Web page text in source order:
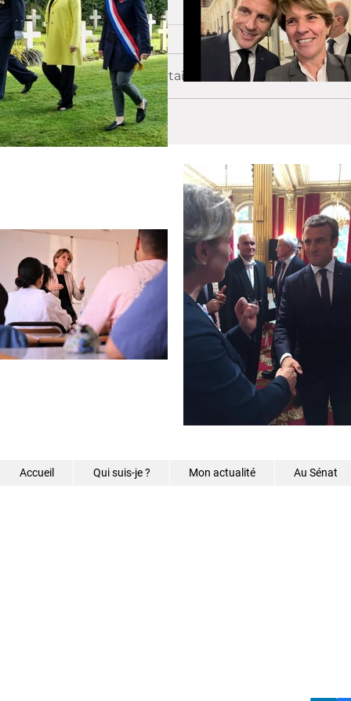
Rédigez un commentaire...
Accueil Qui suis-je ? Mon actualité Au Sénat